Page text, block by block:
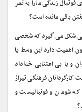
زندگی مارا به ثمر
باقی مانده است؟
شکل می گیرد که شخصی
اهمیت دارد این وسط یا
و یا بی اعتنایی خداداد
فرهنگی تیراژ
شومن و فوتبالیست و